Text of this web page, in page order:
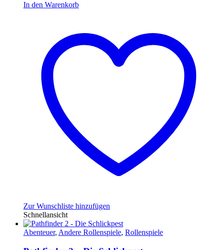
In den Warenkorb
Zur Wunschliste hinzufügen
Schnellansicht
Abenteuer, Andere Rollenspiele, Rollenspiele